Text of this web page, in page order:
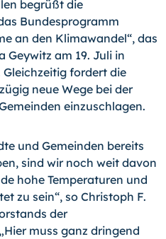
begrüßt die
Bundesprogramm
an den Klimawandel“, das
Geywitz am 19. Juli in
fordert die
neue Wege bei der
einzuschlagen.
und Gemeinden bereits
sind wir noch weit davon
hohe Temperaturen und
zu sein“, so Christoph F.
der
muss ganz dringend